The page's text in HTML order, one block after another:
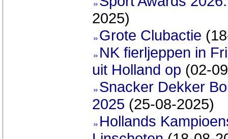
2025)
Grote Clubactie
NK fierljeppen in
uit Holland op (02-
Snacker Dekker
2025 (25-08-2025)
Hollands